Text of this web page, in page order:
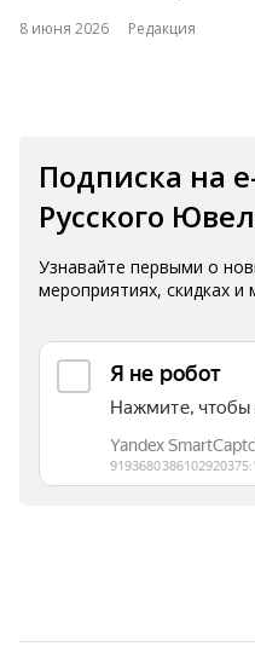
8 июня 2026 Редакция
Подписка на
Русского
Узнавайте первыми о
мероприятиях, скидках и